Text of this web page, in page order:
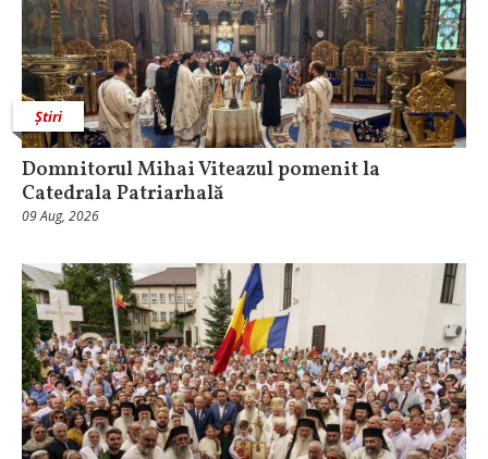
Știri
Domnitorul Mihai Viteazul pomenit la
Catedrala Patriarhală
09 Aug, 2026